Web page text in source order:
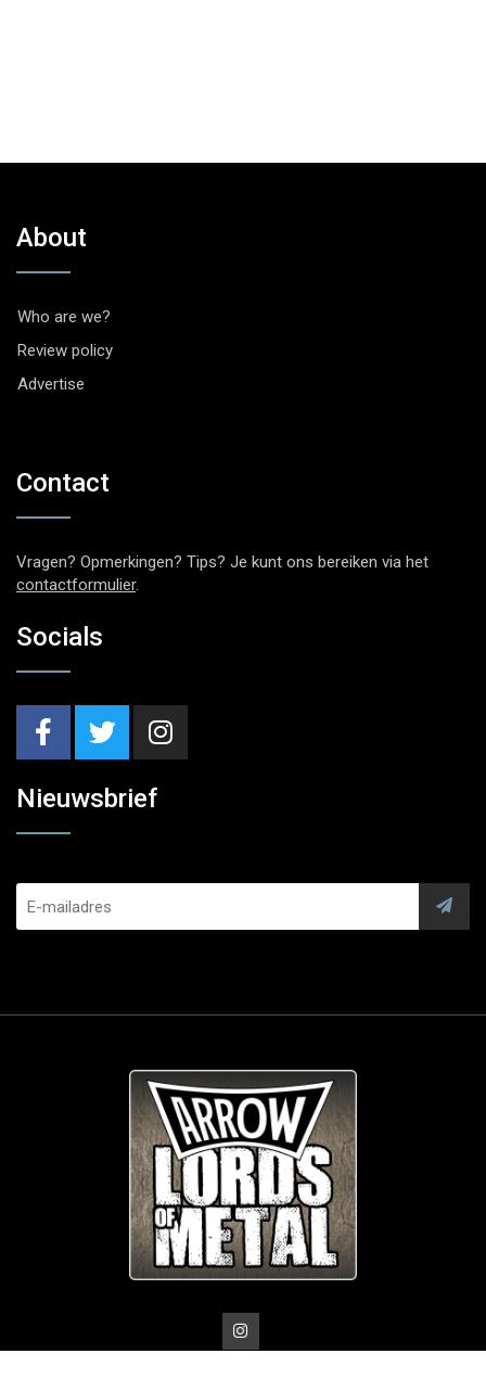
About
Who are we?
Review policy
Advertise
Contact
Vragen? Opmerkingen? Tips? Je kunt ons bereiken via het
contactformulier.
Socials
Nieuwsbrief